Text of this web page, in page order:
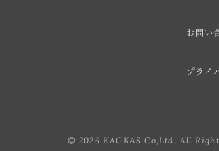
お問い
プライ
© 2026 KAGKAS Co,Ltd. All